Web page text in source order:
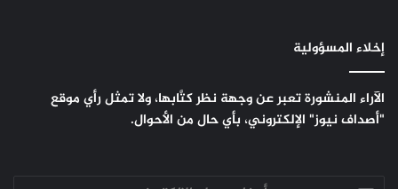
إخلاء المسؤولية
الآراء المنشورة تعبر عن وجهة نظر كتَّابها، ولا تمثل رأي موقع
"أصداف نيوز" الإلكتروني، بأي حال من الأحوال.
أدخل